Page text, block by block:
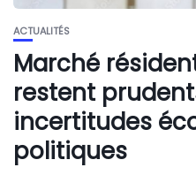
ACTUALITÉS
Marché
restent
incertitudes
politiques